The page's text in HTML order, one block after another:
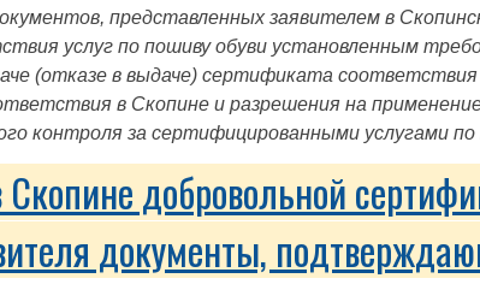
представленных заявителем в
услуг по пошиву обуви установленным
(отказе в выдаче) сертификата соответствия
в Скопине и разрешения на
контроля за сертифицированными услугами по
добровольной
документы,